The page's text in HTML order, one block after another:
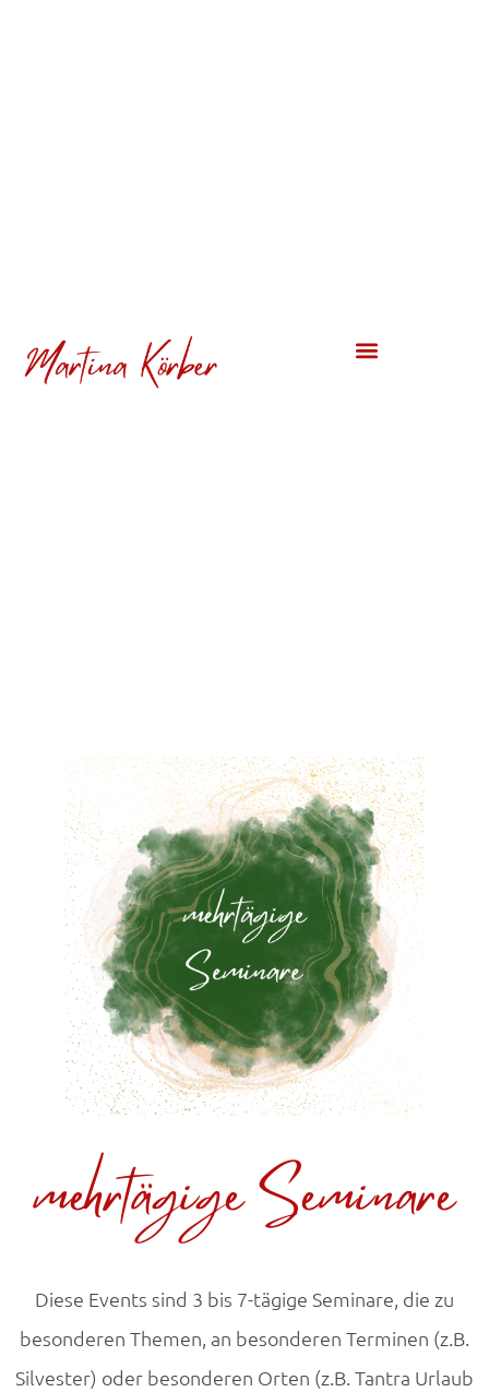
mehrtägige Seminare
Diese Events sind 3 bis 7-tägige Seminare, die zu
besonderen Themen, an besonderen Terminen (z.B.
Silvester) oder besonderen Orten (z.B. Tantra Urlaub